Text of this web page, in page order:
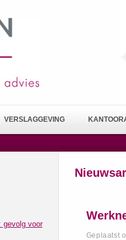
VERSLAGGEVING
gevolg voor
Geplaatst